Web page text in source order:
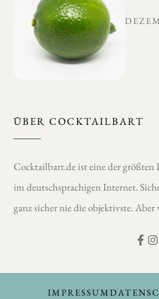
ÜBER COCKTAILBART
Cocktailbart.de ist eine der
im deutschsprachigen Internet.
ganz sicher nie die objektivste.
IMPRESSUM